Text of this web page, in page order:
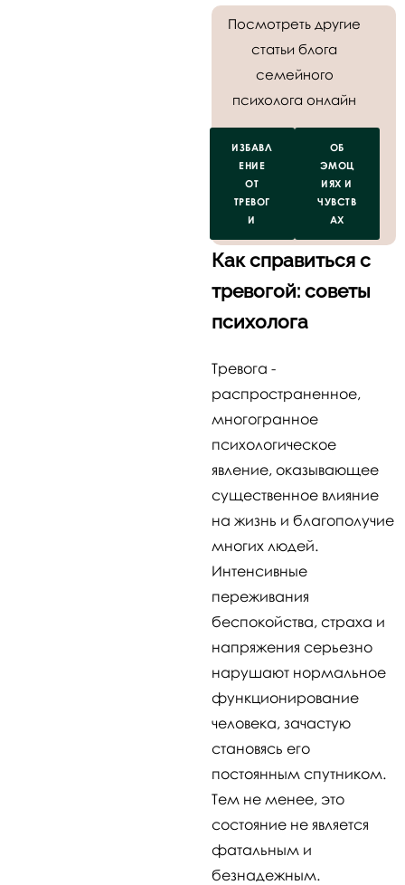
Посмотреть другие
статьи блога
семейного
психолога онлайн
ИЗБАВЛ
ЕНИЕ
ОТ
ТРЕВОГ
И
ОБ
ЭМОЦ
ИЯХ И
ЧУВСТВ
АХ
Как справиться с
тревогой: советы
психолога
Тревога -
распространенное,
многогранное
психологическое
явление, оказывающее
существенное влияние
на жизнь и благополучие
многих людей.
Интенсивные
переживания
беспокойства, страха и
напряжения серьезно
нарушают нормальное
функционирование
человека, зачастую
становясь его
постоянным спутником.
Тем не менее, это
состояние не является
фатальным и
безнадежным.